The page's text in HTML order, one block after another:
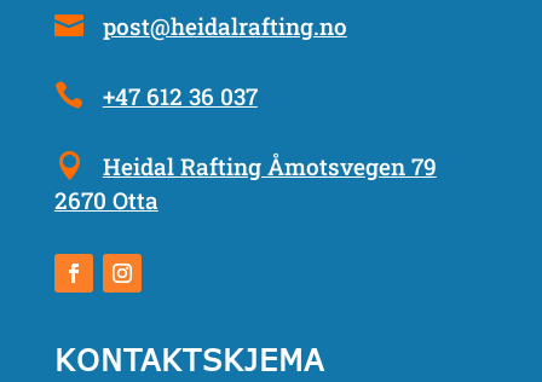
post@heidalrafting.no
+47 612 36 037
Heidal Rafting Åmotsvegen 79
2670 Otta
KONTAKTSKJEMA